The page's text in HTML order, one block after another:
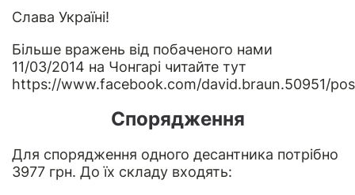
Слава Україні!
Більше вражень від побаченого нами
11/03/2014 на Чонгарі читайте тут
https://www.facebook.com/david.braun.50951/
Спорядження
Для спорядження одного десантника потрібно
3977 грн. До їх складу входять: